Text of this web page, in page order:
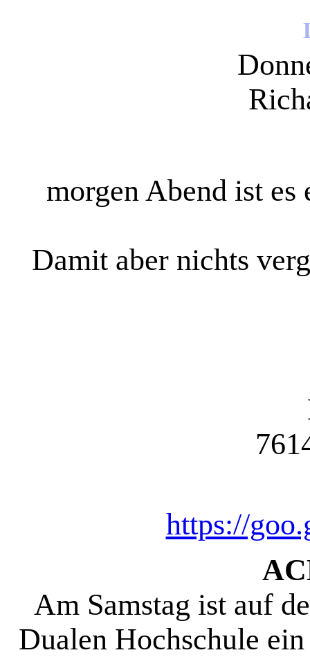
morgen Abend ist
Damit aber nichts
https://
Am Samstag ist auf
Dualen Hochschule